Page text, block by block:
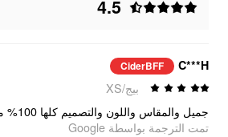
4.5
C***H
CiderBFF
بيج/XS
جميل والمقاس واللون والتصميم كلها 100% مرضية.
تمت الترجمة بواسطة Google